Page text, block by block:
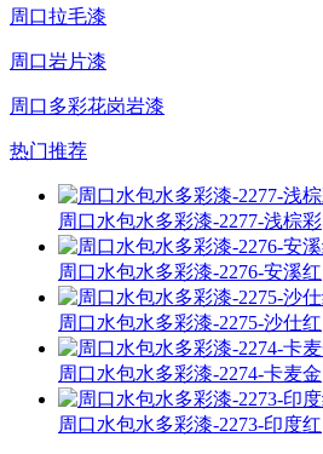
周口拉毛漆
周口岩片漆
周口多彩花岗岩漆
热门推荐
周口水包水多彩漆-2277-浅棕彩
周口水包水多彩漆-2276-安溪红
周口水包水多彩漆-2275-沙仕红
周口水包水多彩漆-2274-卡麦金
周口水包水多彩漆-2273-印度红